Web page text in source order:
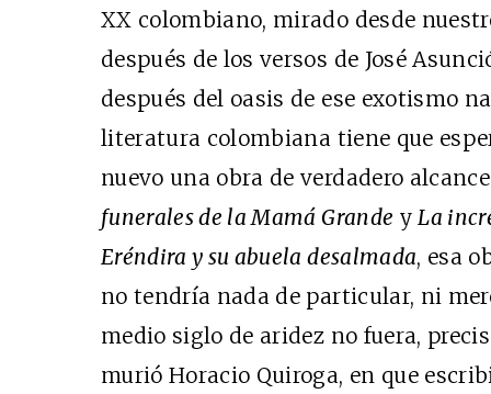
XX colombiano, mirado desde
después de los versos de José
después del oasis de ese exotismo
literatura colombiana tiene que
nuevo una obra de verdadero
funerales de la Mamá Grande yLa
Eréndira y su abuela desalmada, esa
no tendría nada de particular, ni
medio siglo de aridez no fuera,
murió Horacio Quiroga, en que